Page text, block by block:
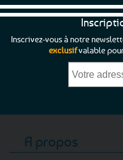
Inscrivez-vous à notre
exclusifvalable
A propos